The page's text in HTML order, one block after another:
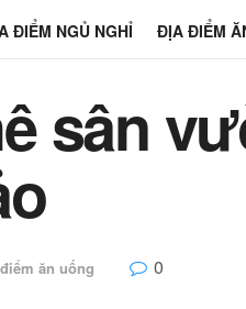
ĐIỂM NGỦ NGHỈ ĐỊA ĐIỂM
sân
ăn uống 0